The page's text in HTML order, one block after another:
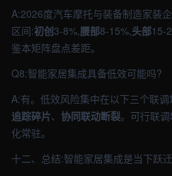
A:2026度汽车摩托与装备制造家装
区间:初创3-8%,腰部8-15%,头部15-
鉴本矩阵盘点差距。
Q8:智能家居集成具备低效可能吗?
A:有。低效风险集中在以下三个联调
追踪碎片、 协同联动断裂。可行联
化常驻。
十二、总结:智能家居集成是当下跃